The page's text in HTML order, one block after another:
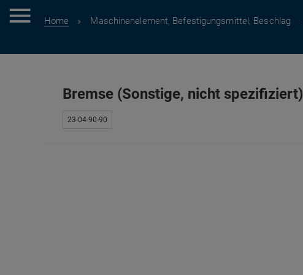
Home Maschinenelement, Befestigungsmittel, Beschlag
Bremse (Sonstige, nicht spezifiziert)
23-04-90-90